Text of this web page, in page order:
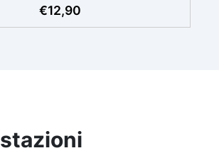
le proprietà in condizioni estreme.
a lungo termine.
€12,90